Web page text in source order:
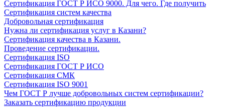
Сертификация ГОСТ Р ИСО 9000. Для чего. Где получить
Сертификация систем качества
Добровольная сертификация
Нужна ли сертификация услуг в Казани?
Сертификация качества в Казани.
Проведение сертификации.
Сертификация ISO
Сертификация ГОСТ Р ИСО
Сертификация СМК
Сертификация ISO 9001
Чем ГОСТ Р лучше добровольных систем сертификации?
Заказать сертификацию продукции